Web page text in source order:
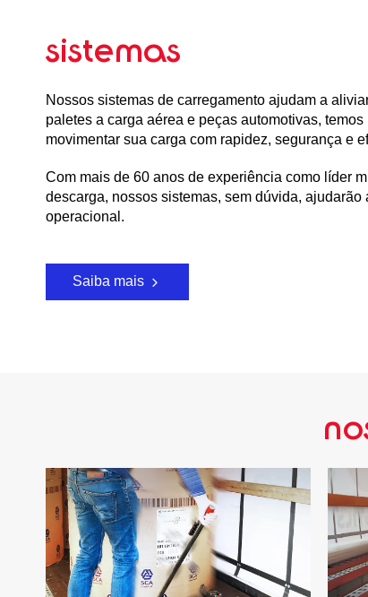
sistemas
Nossos sistemas de carregamento ajudam a
paletes a carga aérea e peças automotivas,
movimentar sua carga com rapidez, segurança e
Com mais de 60 anos de experiência como líder
descarga, nossos sistemas, sem dúvida, ajudarão
operacional.
Saiba mais